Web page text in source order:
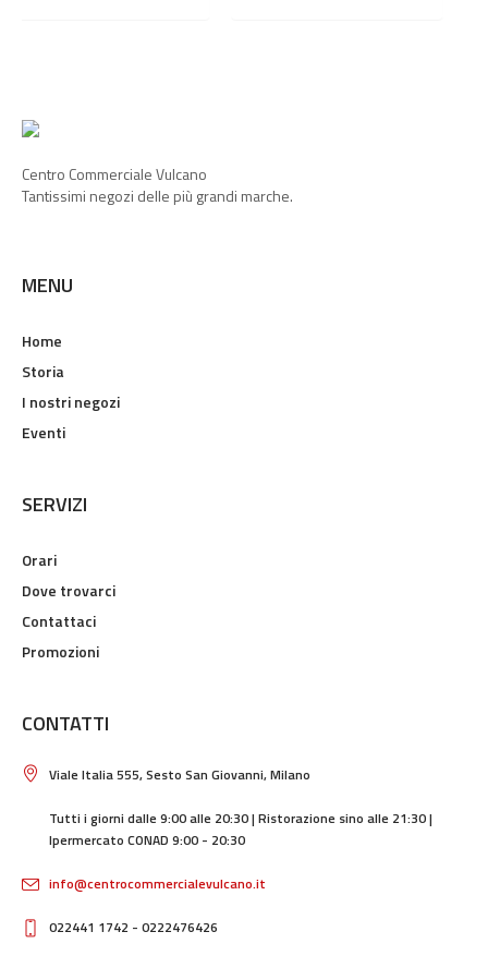
Centro Commerciale Vulcano
Home
Storia
I nostri negozi
Orari
Dove trovarci
Contattaci
Tutti i giorni dalle 9:00 alle 20:30 | Ristorazione sino alle 21:30 |